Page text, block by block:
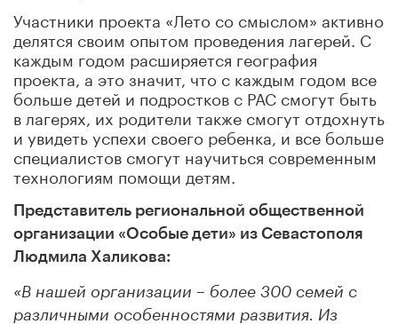
Участники проекта «Лето со смыслом» активно
делятся своим опытом проведения лагерей. С
каждым годом расширяется география
проекта, а это значит, что с каждым годом все
больше детей и подростков с РАС смогут быть
в лагерях, их родители также смогут отдохнуть
и увидеть успехи своего ребенка, и все больше
специалистов смогут научиться современным
технологиям помощи детям.
Представитель региональной общественной
организации «Особые дети» из Севастополя
Людмила Халикова:
«В нашей организации – более 300 семей с
различными особенностями развития. Из